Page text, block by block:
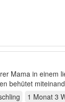
Mama in einem
behütet
1 Monat 3